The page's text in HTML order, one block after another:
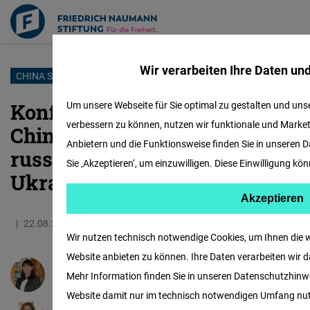
Direkt
Inhalt
CHINA SPEKTRUM
Konflikt, Problem oder Krieg?
Chinesische Positionen zur
russischen Invasion in der
Ukraine
22.08.2022
Katja Drinhausen
Wir verarbeiten Ihre Daten
Wir nutzen technisch notwendige Cookies, um Ihnen die
Website anbieten zu können. Ihre Daten verarbeiten wir
Mehr Information finden Sie in unseren
Website damit nur im technisch notwendigen Umfang
Um unsere Webseite für Sie optimal zu gestalten und
verbessern zu können, nutzen wir funktionale und
Anbietern und die Funktionsweise finden Sie in unseren
Sie ‚Akzeptieren‘, um einzuwilligen. Diese Einwilligung
Facebook
Embed
Akzeptieren